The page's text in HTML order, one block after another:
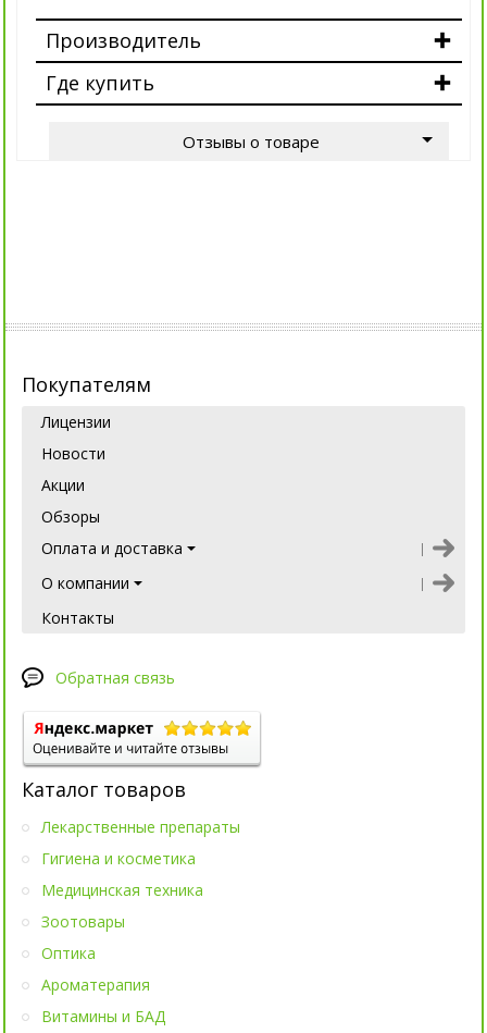
Производитель
Где купить
Отзывы о товаре
Покупателям
Лицензии
Новости
Акции
Обзоры
Оплата и доставка
О компании
Контакты
Обратная связь
Каталог товаров
Лекарственные препараты
Гигиена и косметика
Медицинская техника
Зоотовары
Оптика
Ароматерапия
Витамины и БАД